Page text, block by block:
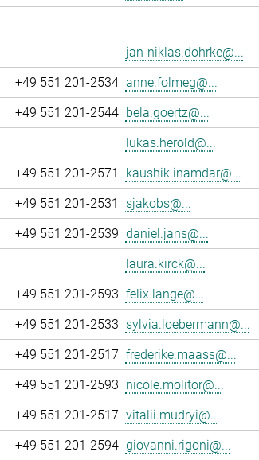
jan-niklas.dohrke@...
+49 551 201-2534 anne.folmeg@...
+49 551 201-2544 bela.goertz@...
lukas.herold@...
+49 551 201-2571
kaushik.inamdar@...
+49 551 201-2531
sjakobs@...
+49 551 201-2539 daniel.jans@...
laura.kirck@...
+49 551 201-2593 felix.lange@...
+49 551 201-2533 sylvia.loebermann@...
+49 551 201-2517 frederike.maass@...
+49 551 201-2593 nicole.molitor@...
+49 551 201-2517 vitalii.mudryi@...
+49 551 201-2594 giovanni.rigoni@...